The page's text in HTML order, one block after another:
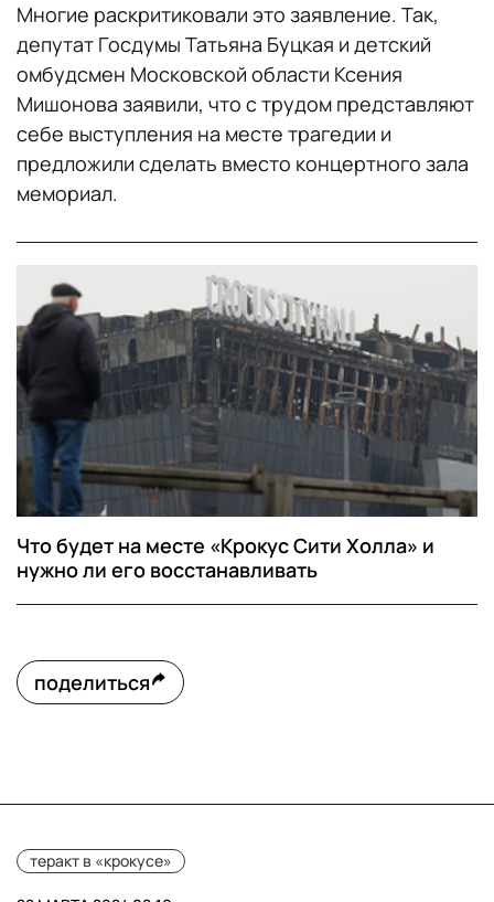
Многие раскритиковали это заявление. Так,
депутат Госдумы Татьяна Буцкая и детский
омбудсмен Московской области Ксения
Мишонова заявили, что с трудом представляют
себе выступления на месте трагедии и
предложили сделать вместо концертного зала
мемориал.
Что будет на месте «Крокус Сити Холла» и
нужно ли его восстанавливать
поделиться
теракт в «крокусе»